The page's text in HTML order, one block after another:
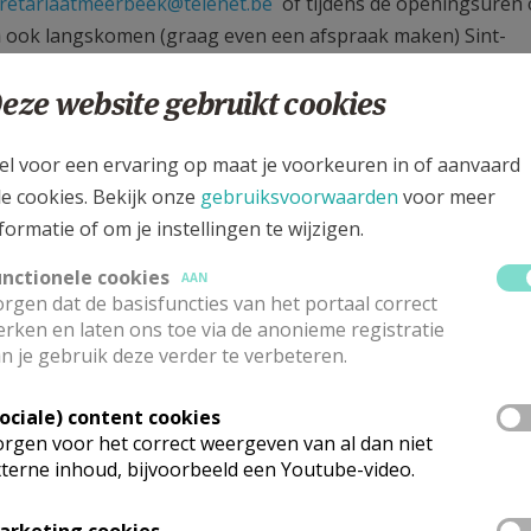
ook langskomen (graag even een afspraak maken) Sint-
krijg je een uitnodiging. Dan vieren we samen met alle
laten dopen. Ouders brengen hun kindje dan naar
viering van waar ook oudere kinderen welkom
gemeenschap of via een
Anglicaans of Orthodox ,,, gedoopt ? Er werden afspraken
met verschillende andere christelijke
probleem. Via een administratieve aanvraag en een
via een rituelenbureau te laten dopen (vb.rent-a-priest,
website gebruikt cookies
voor een ervaring op maat je voorkeuren in of aanvaard
cookies. Bekijk onze gebruiksvoorwaarden voor meer
of om je instellingen te wijzigen.
cookies
AAN
dat de basisfuncties van het portaal correct
en laten ons toe via de anonieme registratie
je gebruik deze verder te verbeteren.
content cookies
voor het correct weergeven van al dan niet
inhoud, bijvoorbeeld een Youtube-video.